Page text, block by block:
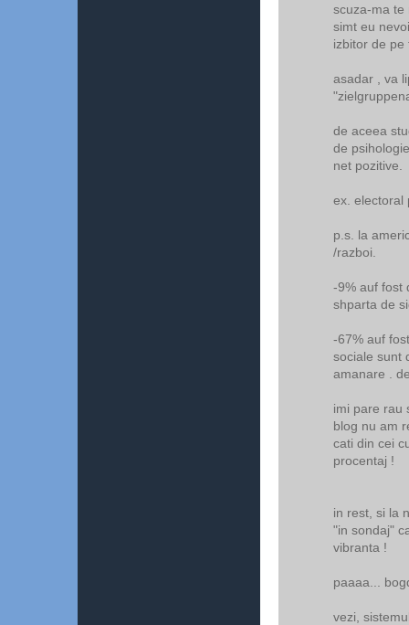
scuza-ma te
simt eu
izbitor de pe
asadar , va
de aceea
de
net pozitive.
ex. electoral
p.s. la
/razboi.
-9% auf fost
shparta de
-67% auf
sociale sunt
amanare .
imi pare rau
blog nu am
cati din cei
procentaj !
in rest, si la
"in sondaj"
vibranta !
paaaa...
vezi,